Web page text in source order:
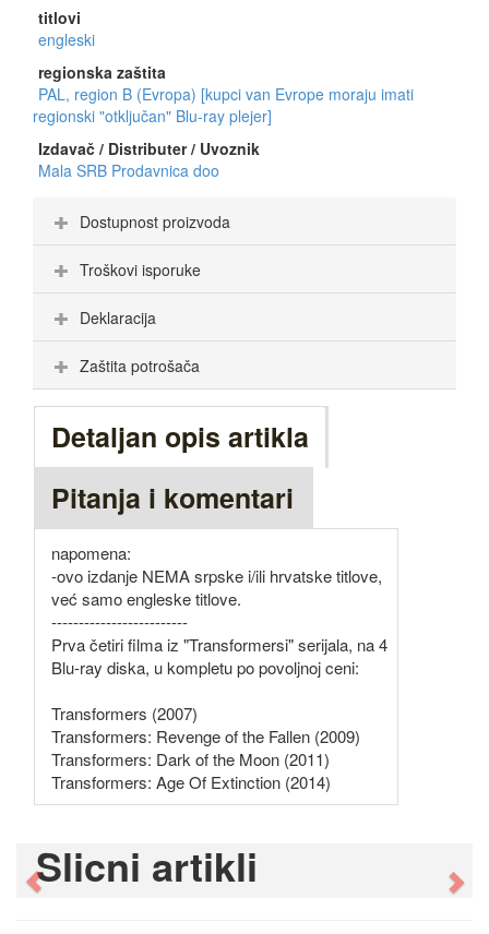
titlovi
engleski
regionska zaštita
PAL, region B (Evropa) [kupci van Evrope moraju imati
regionski "otključan" Blu-ray plejer]
Izdavač / Distributer / Uvoznik
Mala SRB Prodavnica doo
Dostupnost proizvoda
Troškovi isporuke
Deklaracija
Zaštita potrošača
Detaljan opis artikla
Pitanja i komentari
napomena:
-ovo izdanje NEMA srpske i/ili hrvatske titlove,
već samo engleske titlove.
-------------------------
Prva četiri filma iz "Transformersi" serijala, na 4
Blu-ray diska, u kompletu po povoljnoj ceni:
Transformers (2007)
Transformers: Revenge of the Fallen (2009)
Transformers: Dark of the Moon (2011)
Transformers: Age Of Extinction (2014)
Slicni artikli
Previous